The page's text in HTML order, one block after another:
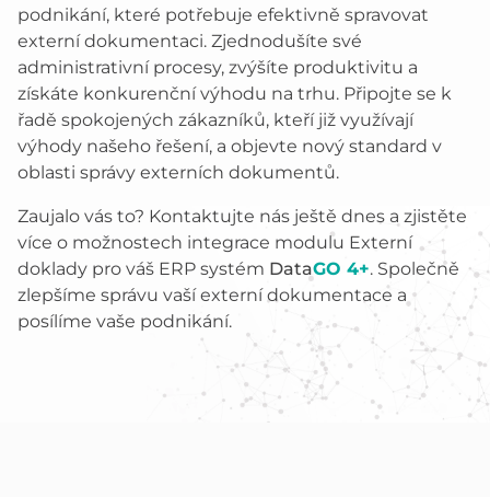
podnikání, které potřebuje efektivně spravovat
externí dokumentaci. Zjednodušíte své
administrativní procesy, zvýšíte produktivitu a
získáte konkurenční výhodu na trhu. Připojte se k
řadě spokojených zákazníků, kteří již využívají
výhody našeho řešení, a objevte nový standard v
oblasti správy externích dokumentů.
Zaujalo vás to? Kontaktujte nás ještě dnes a zjistěte
více o možnostech integrace modulu Externí
doklady pro váš ERP systém DataGO 4+. Společně
zlepšíme správu vaší externí dokumentace a
posílíme vaše podnikání.